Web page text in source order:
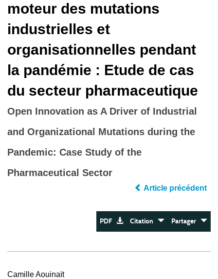
moteur des mutations
industrielles et
organisationnelles pendant
la pandémie : Etude de cas
du secteur pharmaceutique
Open Innovation as A Driver of Industrial
and Organizational Mutations during the
Pandemic: Case Study of the
Pharmaceutical Sector
Article précédent
PDF Citation Partager
Camille Aouinaït